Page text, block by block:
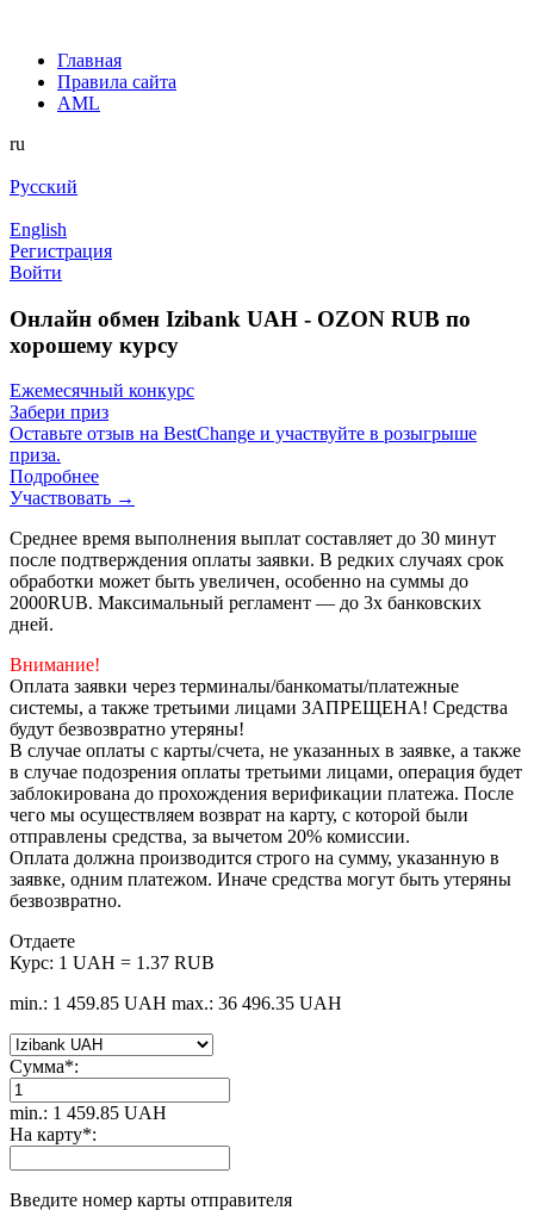
Главная
Правила сайта
AML
ru
Русский
English
Регистрация
Войти
Онлайн обмен Izibank UAH - OZON RUB по
хорошему курсу
Ежемесячный конкурс
Забери приз
Оставьте отзыв на BestChange и участвуйте в розыгрыше
приза.
Подробнее
Участвовать →
Среднее время выполнения выплат составляет до 30 минут
после подтверждения оплаты заявки. В редких случаях срок
обработки может быть увеличен, особенно на суммы до
2000RUB. Максимальный регламент — до 3х банковских
дней.
Внимание!
Оплата заявки через терминалы/банкоматы/платежные
системы, а также третьими лицами ЗАПРЕЩЕНА! Средства
будут безвозвратно утеряны!
В случае оплаты с карты/счета, не указанных в заявке, а также
в случае подозрения оплаты третьими лицами, операция будет
заблокирована до прохождения верификации платежа. После
чего мы осуществляем возврат на карту, с которой были
отправлены средства, за вычетом 20% комиссии.
Оплата должна производится строго на сумму, указанную в
заявке, одним платежом. Иначе средства могут быть утеряны
безвозвратно.
Отдаете
Курс: 1 UAH = 1.37 RUB
min.: 1 459.85 UAH max.: 36 496.35 UAH
Сумма*:
min.: 1 459.85 UAH
На карту*:
Введите номер карты отправителя